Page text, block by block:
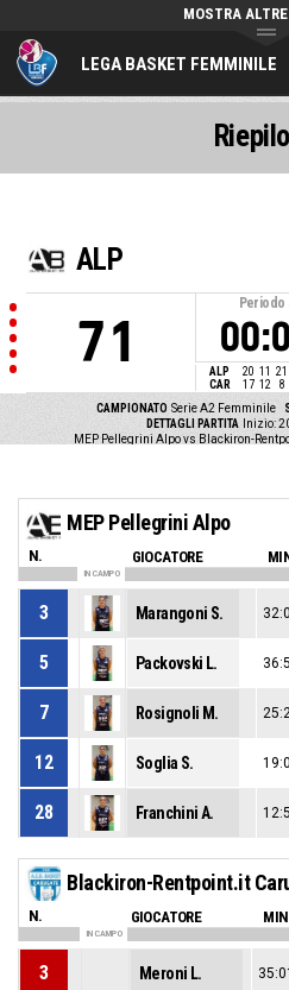
LEGA BASKET FEMMINILE
MOSTRA
ALP
71
Periodo
ALP 20 11 21
CAR
17 12 8
CAMPIONATO Serie A2 Femminile
DETTAGLI PARTITA
Inizio:
MEP Pellegrini Alpo vs Blackiron-
MEP Pellegrini Alpo
N. GIOCATORE
IN CAMPO
3 Marangoni S.
5 Packovski L.
7 Rosignoli M.
12 Soglia S.
28 Franchini A.
Blackiron-Rentpoint.it
N. GIOCATORE MIN
IN CAMPO
3 Meroni L.